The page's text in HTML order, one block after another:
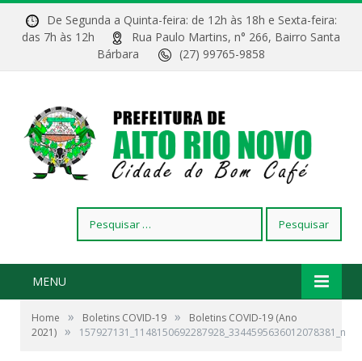
De Segunda a Quinta-feira: de 12h às 18h e Sexta-feira:
das 7h às 12h
Rua Paulo Martins, n° 266, Bairro Santa
Bárbara
(27) 99765-9858
por:
MENU
Home » Boletins COVID-19 »
Boletins COVID-19 (Ano
2021) » 157927131_1148150692287928_3344595636012078381_n